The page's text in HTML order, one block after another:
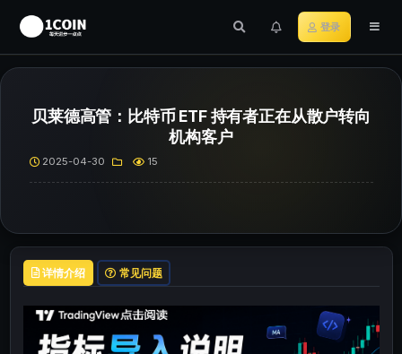
登录
贝莱德高管：比特币 ETF 持有者正在从散户转向
机构客户
2025-04-30 15
详情介绍 常见问题